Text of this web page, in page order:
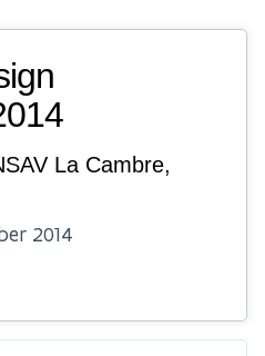
La Cambre,
2014